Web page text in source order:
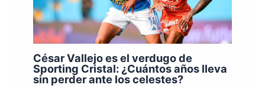
César Vallejo es el verdugo de
Sporting Cristal: ¿Cuántos años lleva
sin perder ante los celestes?